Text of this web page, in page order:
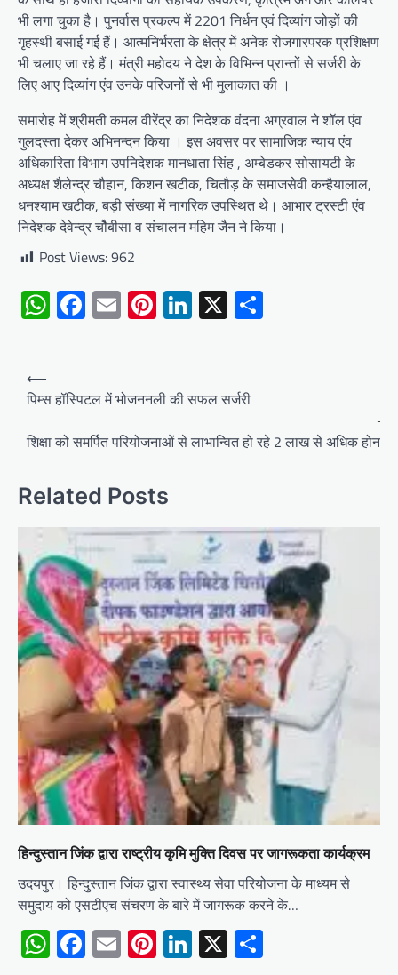
भी लगा चुका है। पुनर्वास प्रकल्प में 2201 निर्धन एवं दिव्यांग जोड़ों की
गृहस्थी बसाई गई हैं। आत्मनिर्भरता के क्षेत्र में अनेक रोजगारपरक प्रशिक्षण
भी चलाए जा रहे हैं। मंत्री महोदय ने देश के विभिन्न प्रान्तों से सर्जरी के
लिए आए दिव्यांग एंव उनके परिजनों से भी मुलाकात की ।
समारोह में श्रीमती कमल वीरेंद्र का निदेशक वंदना अग्रवाल ने शॉल एंव
गुलदस्ता देकर अभिनन्दन किया । इस अवसर पर सामाजिक न्याय एंव
अधिकारिता विभाग उपनिदेशक मानधाता सिंह , अम्बेडकर सोसायटी के
अध्यक्ष शैलेन्द्र चौहान, किशन खटीक, चितौड़ के समाजसेवी कन्हैयालाल,
धनश्याम खटीक, बड़ी संख्या में नागरिक उपस्थित थे। आभार ट्रस्टी एंव
निदेशक देवेन्द्र चोैबीसा व संचालन महिम जैन ने किया।
Post Views:962
WhatsApp
Facebook
EmailPinterest
LinkedIn
X
Post
navigation
⟵
पिम्स हॉस्पिटल में भोजननली की सफल सर्जरी
शिक्षा को समर्पित परियोजनाओं से लाभान्वित हो रहे 2 लाख से अधिक होनहार
⟶
Related Posts
हिन्दुस्तान जिंक द्वारा राष्ट्रीय कृमि मुक्ति दिवस पर जागरूकता कार्यक्रम
उदयपुर। हिन्दुस्तान जिंक द्वारा स्वास्थ्य सेवा परियोजना के माध्यम से
समुदाय को एसटीएच संचरण के बारे में जागरूक करने के…
WhatsApp
Facebook
EmailPinterest
LinkedIn
X